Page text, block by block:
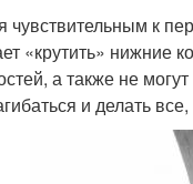
чувствительным к
«крутить» нижние
а также не
и делать